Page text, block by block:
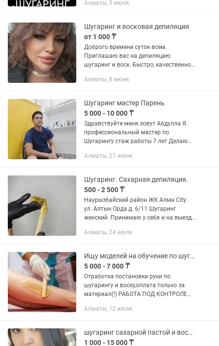
для наилучшего комфорта. -Чисто
Алматы, 5 июня
Шугаринг и восковая депиляция
от 1 000 ₸
Доброго времени суток всем.
Приглашаю вас на депиляцию
шугаринг и воск. Быстро, качественно.
воском Лицо- 4500 Усики- 1000
полностью...
Алматы, 8 июня
Шугаринг мастер Парень
5 000 - 10 000 ₸
Здравствуйте меня зовут Абдулла Я
профессиональный мастер по
Шугарингу стаж работы 7 лет Делаю
Алматы, 27 июня
Шугаринг. Сахарная депиляция.
500 - 2 500 ₸
Наурызбайский район ЖК Алма City.
ул. Алтын Орда д. 6/11 Шугаринг
женский. Принимаю у себя и на выезд.
12 лет. Материал одноразовый.,
Алматы, 24 июля
Ищу моделей на обучение по шугарингу!мужчин и женщин
5 000 - 7 000 ₸
Отработка постановки руки по
шугарингу и воску,оплата только за
материал(!) РАБОТА ПОД КОНТРОЛЕМ
КАЧЕСТВА! Шугаринг и воск Мужчины
Алматы, 12 июля
шугаринг сахарной пастой и воском Для женщин
1 000 - 15 000 ₸